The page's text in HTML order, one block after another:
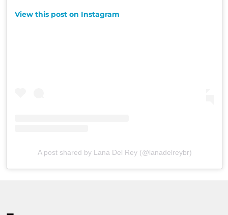
View this post on Instagram
A post shared by Lana Del Rey (@lanadelreybr)